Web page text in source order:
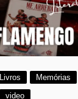
Livros
Memórias
video